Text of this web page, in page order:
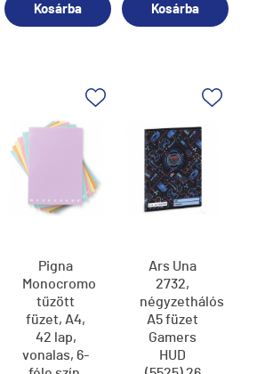
Kosárba
és
betűkkel
Kosárba
Pigna
Monocromo
tűzött
füzet, A4,
42 lap,
vonalas, 6-
Ars Una
2732,
négyzethálós
A5 füzet
Gamers
HUD